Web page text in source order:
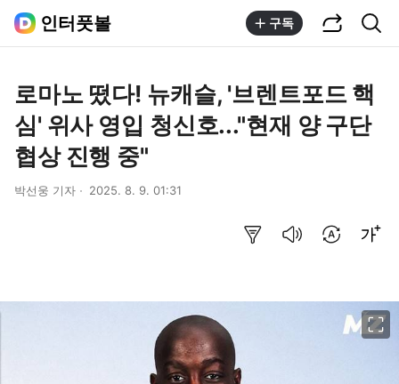
인터풋볼 구독
로마노 떴다! 뉴캐슬, '브렌트포드 핵
심' 위사 영입 청신호..."현재 양 구단
협상 진행 중"
박선웅 기자 2025. 8. 9. 01:31